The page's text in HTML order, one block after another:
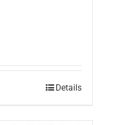
Details